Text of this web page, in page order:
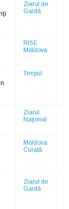
Ziarul de
Gardă
RISE
Moldova
Timpul
Ziarul
Naţional
Moldova
Curată
Ziarul de
Gardă